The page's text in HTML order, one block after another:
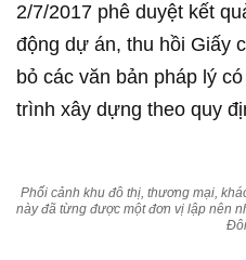
2/7/2017 phê duyệt kết
động dự án, thu hồi Giấy
bỏ các văn bản pháp lý
trình xây dựng theo quy
Phối cảnh khu đô thị, thương mại,
này đã từng được một đơn vị lập nên